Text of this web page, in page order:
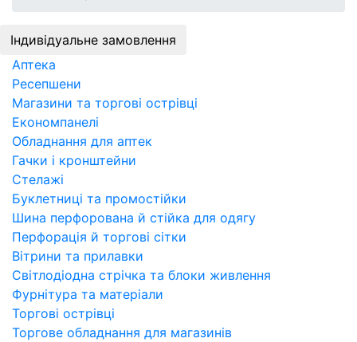
Індивідуальне замовлення
Аптека
Ресепшени
Магазини та торгові острівці
Економпанелі
Обладнання для аптек
Гачки і кронштейни
Стелажі
Буклетниці та промостійки
Шина перфорована й стійка для одягу
Перфорація й торгові сітки
Вітрини та прилавки
Світлодіодна стрічка та блоки живлення
Фурнітура та матеріали
Торгові острівці
Торгове обладнання для магазинів